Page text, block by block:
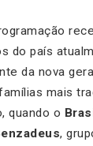
do país
da nova
mais
quando o
,